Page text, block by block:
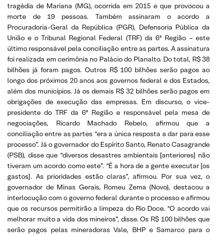
tragédia de Mariana (MG), ocorrida em 2015 e que provocou a
morte de 19 pessoas. Também assinaram o acordo a
Procuradoria-Geral da República (PGR), Defensoria Pública da
União e o Tribunal Regional Federal (TRF) da 6ª Região – este
último responsável pela conciliação entre as partes. A assinatura
foi realizada em cerimônia no Palácio do Planalto. Do total, R$ 38
bilhões já foram pagos. Outros R$ 100 bilhões serão pagos ao
longo dos próximos 20 anos aos governos federal e dos Estados,
além dos municípios. Já os demais R$ 32 bilhões serão pagos em
obrigações de execução das empresas. Em discurso, o vice-
presidente do TRF da 6ª Região e responsável pela mesa de
negociações, Ricardo Machado Rebelo, afirmou que a
conciliação entre as partes “era a única resposta a dar para esse
processo”. Já o governador do Espírito Santo, Renato Casagrande
(PSB), disse que “diversos desastres ambientais [anteriores] não
tiveram um acordo como este”. “É a hora de a gente executar [os
gastos]. As prioridades estão claras”, afirmou. Por sua vez, o
governador de Minas Gerais, Romeu Zema (Novo), destacou a
interlocução com o governo federal durante o processo e afirmou
que os recursos permitirão a limpeza do Rio Doce. “O acordo vai
melhorar muito a vida dos mineiros”, disse. Os R$ 100 bilhões que
serão pagos pelas mineradoras Vale, BHP e Samarco para o